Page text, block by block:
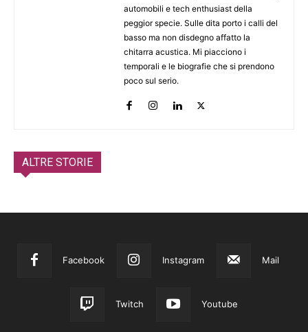
automobili e tech enthusiast della
peggior specie. Sulle dita porto i calli del
basso ma non disdegno affatto la
chitarra acustica. Mi piacciono i
temporali e le biografie che si prendono
poco sul serio.
ALTRE STORIE
Facebook Instagram Mail
Twitch Youtube